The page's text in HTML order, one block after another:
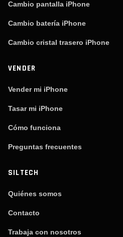
Cambio pantalla iPhone
Cambio batería iPhone
Cambio cristal trasero iPhone
VENDER
Vender mi iPhone
Tasar mi iPhone
Cómo funciona
Preguntas frecuentes
SILTECH
Quiénes somos
Contacto
Trabaja con nosotros